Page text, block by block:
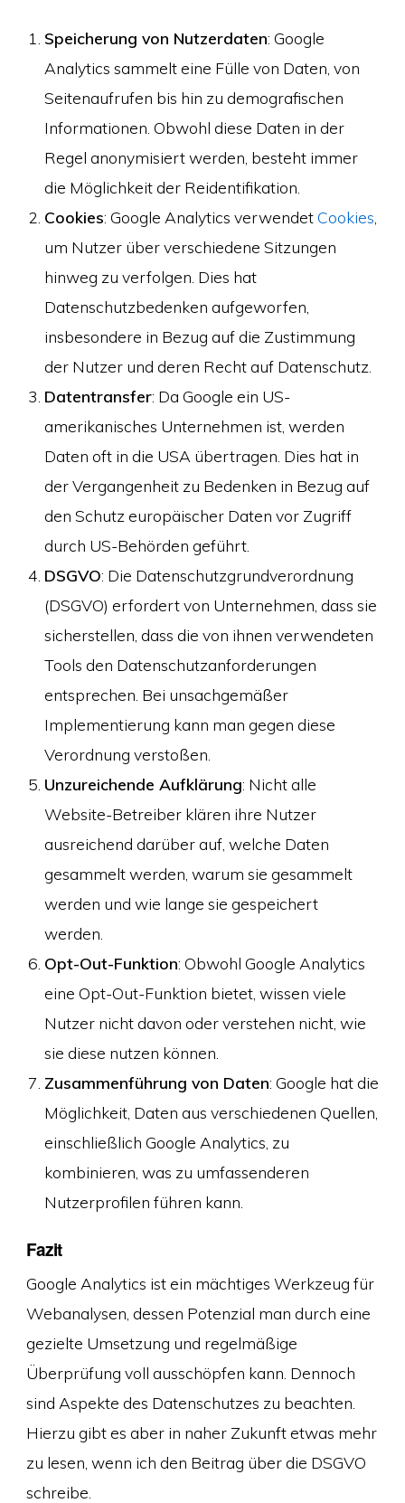
Speicherung von Nutzerdaten: Google
Analytics sammelt eine Fülle von Daten, von
Seitenaufrufen bis hin zu demografischen
Informationen. Obwohl diese Daten in der
Regel anonymisiert werden, besteht immer
die Möglichkeit der Reidentifikation.
Cookies: Google Analytics verwendetCookies,
um Nutzer über verschiedene Sitzungen
hinweg zu verfolgen. Dies hat
Datenschutzbedenken aufgeworfen,
insbesondere in Bezug auf die Zustimmung
der Nutzer und deren Recht auf Datenschutz.
Datentransfer: Da Google ein US-
amerikanisches Unternehmen ist, werden
Daten oft in die USA übertragen. Dies hat in
der Vergangenheit zu Bedenken in Bezug auf
den Schutz europäischer Daten vor Zugriff
durch US-Behörden geführt.
DSGVO: Die Datenschutzgrundverordnung
(DSGVO) erfordert von Unternehmen, dass sie
sicherstellen, dass die von ihnen verwendeten
Tools den Datenschutzanforderungen
entsprechen. Bei unsachgemäßer
Implementierung kann man gegen diese
Verordnung verstoßen.
Unzureichende Aufklärung: Nicht alle
Website-Betreiber klären ihre Nutzer
ausreichend darüber auf, welche Daten
gesammelt werden, warum sie gesammelt
werden und wie lange sie gespeichert
werden.
Opt-Out-Funktion: Obwohl Google Analytics
eine Opt-Out-Funktion bietet, wissen viele
Nutzer nicht davon oder verstehen nicht, wie
sie diese nutzen können.
Zusammenführung von Daten: Google hat die
Möglichkeit, Daten aus verschiedenen Quellen,
einschließlich Google Analytics, zu
kombinieren, was zu umfassenderen
Nutzerprofilen führen kann.
Fazit
Google Analytics ist ein mächtiges Werkzeug für
Webanalysen, dessen Potenzial man durch eine
gezielte Umsetzung und regelmäßige
Überprüfung voll ausschöpfen kann. Dennoch
sind Aspekte des Datenschutzes zu beachten.
Hierzu gibt es aber in naher Zukunft etwas mehr
zu lesen, wenn ich den Beitrag über die DSGVO
schreibe.